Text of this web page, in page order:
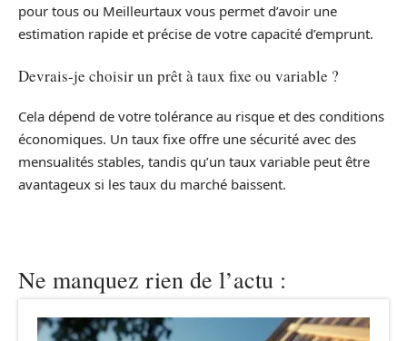
pour tous ou Meilleurtaux vous permet d’avoir une
estimation rapide et précise de votre capacité d’emprunt.
Devrais-je choisir un prêt à taux fixe ou variable ?
Cela dépend de votre tolérance au risque et des conditions
économiques. Un taux fixe offre une sécurité avec des
mensualités stables, tandis qu’un taux variable peut être
avantageux si les taux du marché baissent.
Ne manquez rien de l’actu :